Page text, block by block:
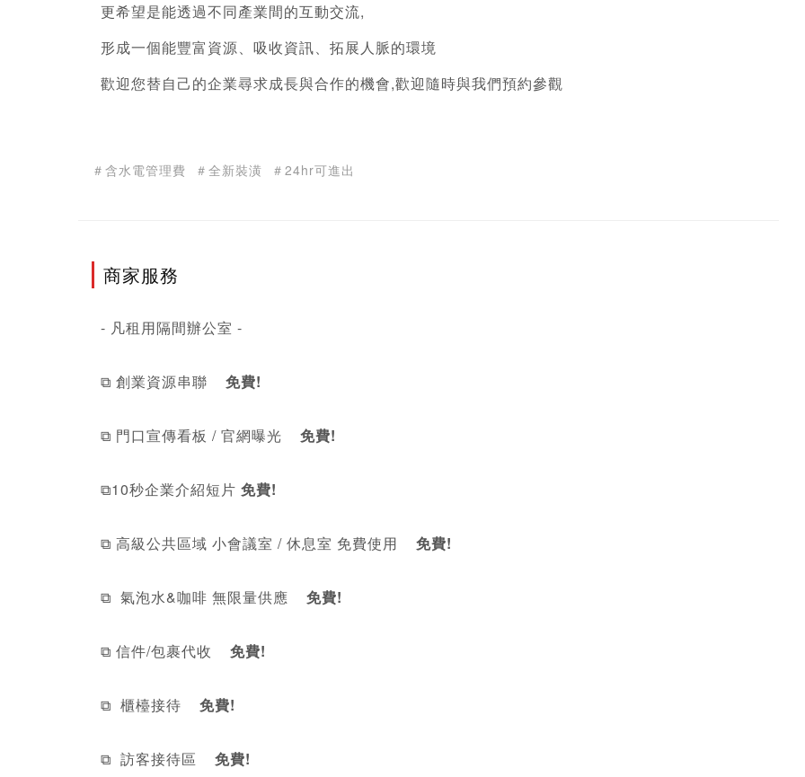
更希望是能透過不同產業間的互動交流,
形成一個能豐富資源、吸收資訊、拓展人脈的環境
歡迎您替自己的企業尋求成長與合作的機會,歡迎隨時與我們預約參觀
＃含水電管理費 ＃全新裝潢 ＃24hr可進出
商家服務
- 凡租用隔間辦公室 -
⧉ 創業資源串聯 免費!
⧉ 門口宣傳看板 / 官網曝光 免費!
⧉10秒企業介紹短片 免費!
⧉ 高級公共區域 小會議室 / 休息室 免費使用 免費!
⧉  氣泡水&咖啡 無限量供應 免費!
⧉ 信件/包裹代收 免費!
⧉  櫃檯接待 免費!
⧉  訪客接待區 免費!